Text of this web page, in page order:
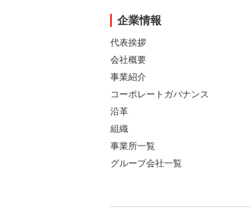
企業情報
代表挨拶
会社概要
事業紹介
コーポレートガバナンス
沿革
組織
事業所一覧
グループ会社一覧